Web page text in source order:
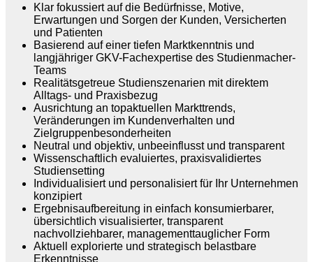
Klar fokussiert auf die Bedürfnisse, Motive,
Erwartungen und Sorgen der Kunden, Versicherten
und Patienten
Basierend auf einer tiefen Marktkenntnis und
langjähriger GKV-Fachexpertise des Studienmacher-
Teams
Realitätsgetreue Studienszenarien mit direktem
Alltags- und Praxisbezug
Ausrichtung an topaktuellen Markttrends,
Veränderungen im Kundenverhalten und
Zielgruppenbesonderheiten
Neutral und objektiv, unbeeinflusst und transparent
Wissenschaftlich evaluiertes, praxisvalidiertes
Studiensetting
Individualisiert und personalisiert für Ihr Unternehmen
konzipiert
Ergebnisaufbereitung in einfach konsumierbarer,
übersichtlich visualisierter, transparent
nachvollziehbarer, managementtauglicher Form
Aktuell explorierte und strategisch belastbare
Erkenntnisse